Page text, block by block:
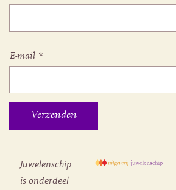
E-mail *
Juwelenschip
is onderdeel